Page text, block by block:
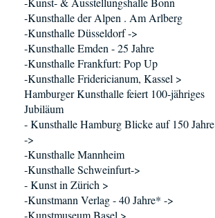
-Kunsthalle der Alpen . Am Arlberg
-Kunsthalle Düsseldorf ->
-Kunsthalle Emden - 25 Jahre
-Kunsthalle Frankfurt: Pop Up
-Kunsthalle Fridericianum, Kassel >
Hamburger Kunsthalle feiert 100-jähriges
Jubiläum
- Kunsthalle Hamburg Blicke auf 150 Jahre
->
-Kunsthalle Mannheim
-Kunsthalle Schweinfurt->
- Kunst in Zürich >
-Kunstmann Verlag - 40 Jahre* ->
-Kunstmuseum Basel >